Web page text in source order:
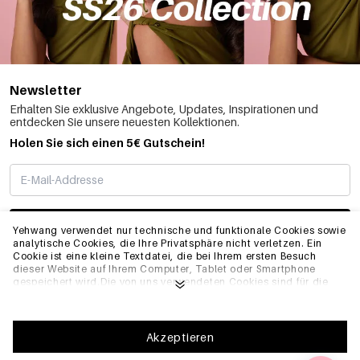
Yehwang verwendet nur technische und funktionale Cookies sowie
analytische Cookies, die Ihre Privatsphäre nicht verletzen. Ein
Cookie ist eine kleine Textdatei, die bei Ihrem ersten Besuch
dieser Website auf Ihrem Computer, Tablet oder Smartphone
gespeichert wird.Die von uns verwendeten Cookies sind für die
Website, ordnungsgemäß zu funktionieren und z.B. Ihre
bevorzugten Einstellungen zu speichern. Sie ermöglichen es uns
auch, unsere Website zu optimieren.Um sicherzustellen, dass Sie
Akzeptieren
Newsletter
Erhalten Sie exklusive Angebote, Updates, Inspirationen und
entdecken Sie unsere neuesten Kollektionen.
Holen Sie sich einen 5€ Gutschein!
ABONNIEREN
INFO